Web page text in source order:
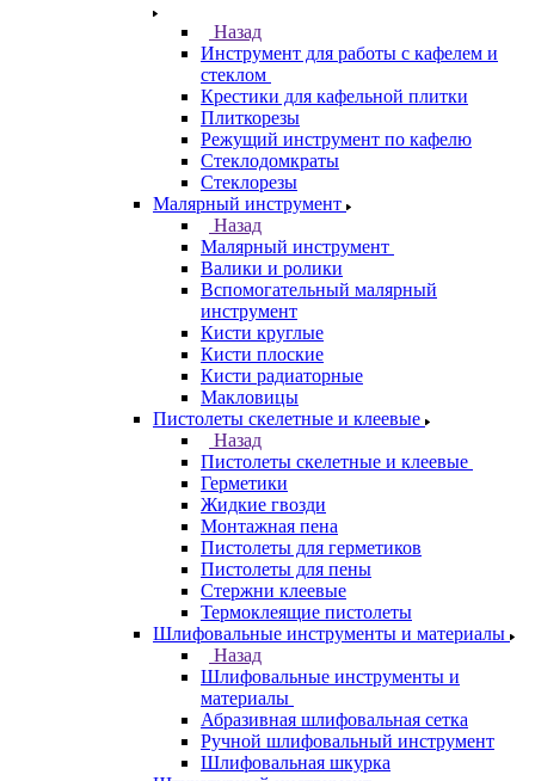
Назад
Инструмент для работы с кафелем и
стеклом
Крестики для кафельной плитки
Плиткорезы
Режущий инструмент по кафелю
Стеклодомкраты
Стеклорезы
Малярный инструмент
Назад
Малярный инструмент
Валики и ролики
Вспомогательный малярный
инструмент
Кисти круглые
Кисти плоские
Кисти радиаторные
Макловицы
Пистолеты скелетные и клеевые
Назад
Пистолеты скелетные и клеевые
Герметики
Жидкие гвозди
Монтажная пена
Пистолеты для герметиков
Пистолеты для пены
Стержни клеевые
Термоклеящие пистолеты
Шлифовальные инструменты и материалы
Назад
Шлифовальные инструменты и
материалы
Абразивная шлифовальная сетка
Ручной шлифовальный инструмент
Шлифовальная шкурка